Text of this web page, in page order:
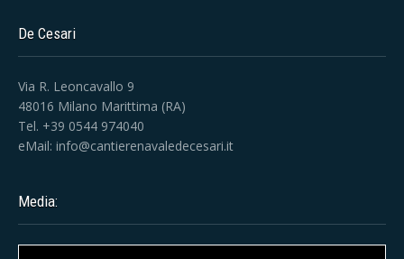
De Cesari
Via R. Leoncavallo 9
48016 Milano Marittima (RA)
Tel. +39 0544 974040
eMail: info@cantierenavaledecesari.it
Media: